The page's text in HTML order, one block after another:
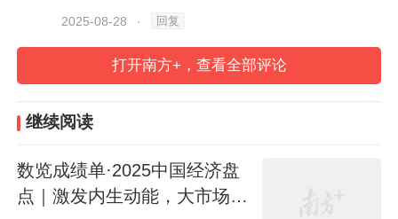
数据似乎并不足奇。但如果把它放到当下的
更难能可贵。
2025-08-28 · 回复
打开南方+，查看全部评论
继续阅读
数览成绩单·2025中国经济盘
点｜激发内生动能，大市场活